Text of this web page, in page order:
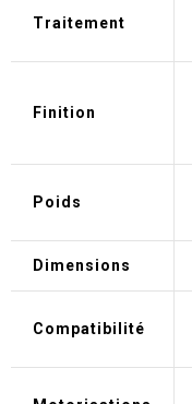
Traitement
Finition
Poids
Dimensions
Compatibilité